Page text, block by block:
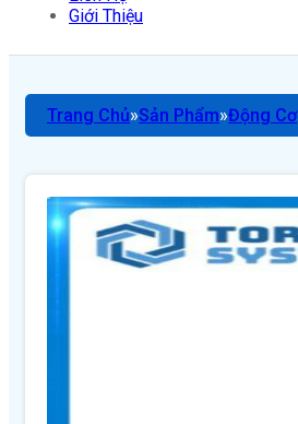
Giới Thiệu
Trang Chủ Sản Phẩm Động Cơ